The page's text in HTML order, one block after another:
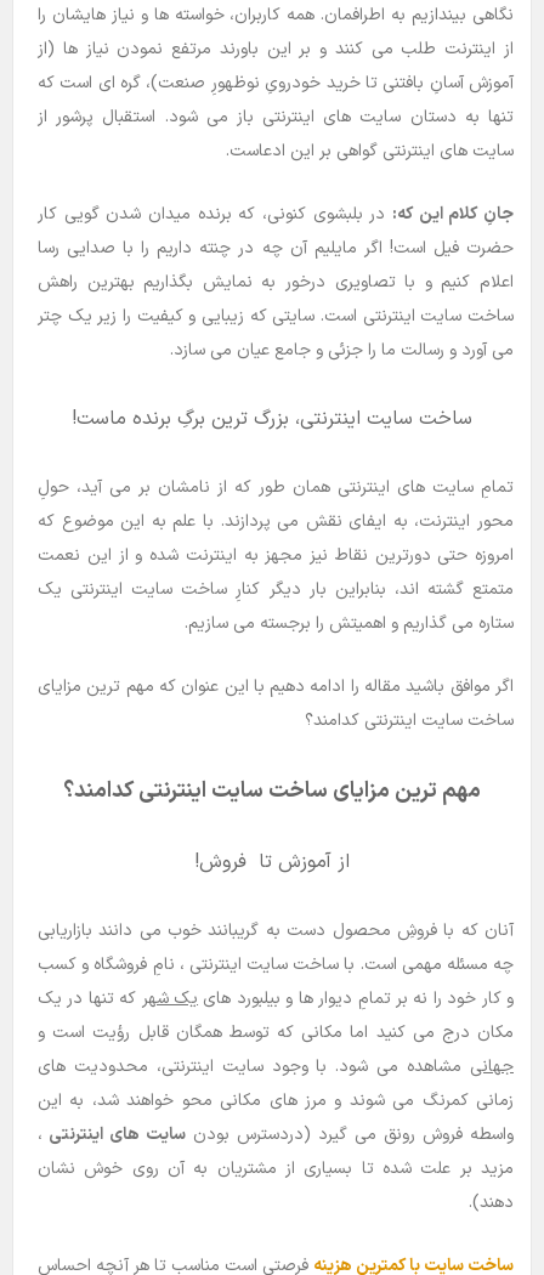
نگاهی بیندازیم به اطرافمان. همه کاربران، خواسته ها و نیاز هایشان را
از اینترنت طلب می کنند و بر این باورند مرتفع نمودن نیاز ها (از
آموزش آسانِ بافتنی تا خرید خودرویِ نوظهورِ صنعت)، گره ای است که
تنها به دستان سایت های اینترنتی باز می شود. استقبال پرشور از
سایت های اینترنتی گواهی بر این ادعاست.
جانِ کلام این که: در بلبشوی کنونی، که برنده میدان شدن گویی کار
حضرت فیل است! اگر مایلیم آن چه در چنته داریم را با صدایی رسا
اعلام کنیم و با تصاویری درخور به نمایش بگذاریم بهترین راهش
ساخت سایت اینترنتی است. سایتی که زیبایی و کیفیت را زیر یک چتر
می آورد و رسالت ما را جزئی و جامع عیان می سازد.
ساخت سایت اینترنتی، بزرگ ترین برگِ برنده ماست!
تمامِ سایت های اینترنتی همان طور که از نامشان بر می آید، حولِ
محور اینترنت، به ایفای نقش می پردازند. با علم به این موضوع که
امروزه حتی دورترین نقاط نیز مجهز به اینترنت شده و از این نعمت
متمتع گشته اند، بنابراین بار دیگر کنارِ ساخت سایت اینترنتی یک
ستاره می گذاریم و اهمیتش را برجسته می سازیم.
اگر موافق باشید مقاله را ادامه دهیم با این عنوان که مهم ترین مزایای
ساخت سایت اینترنتی کدامند؟
مهم ترین مزایای ساخت سایت اینترنتی کدامند؟
از آموزش تا فروش!
آنان که با فروشِ محصول دست به گریبانند خوب می دانند بازاریابی
چه مسئله مهمی است. با ساخت سایت اینترنتی ، نامِ فروشگاه و کسب
و کار خود را نه بر تمامِ دیوار ها و بیلبورد های یک شهر که تنها در یک
مکان درج می کنید اما مکانی که توسط همگان قابل رؤیت است و
جهانی مشاهده می شود. با وجود سایت اینترنتی، محدودیت های
زمانی کمرنگ می شوند و مرز های مکانی محو خواهند شد، به این
واسطه فروش رونق می گیرد (دردسترس بودن سایت های اینترنتی ،
مزید بر علت شده تا بسیاری از مشتریان به آن روی خوش نشان
دهند).
ساخت سایت با کمترین هزینه فرصتی است مناسب تا هر آنچه احساس